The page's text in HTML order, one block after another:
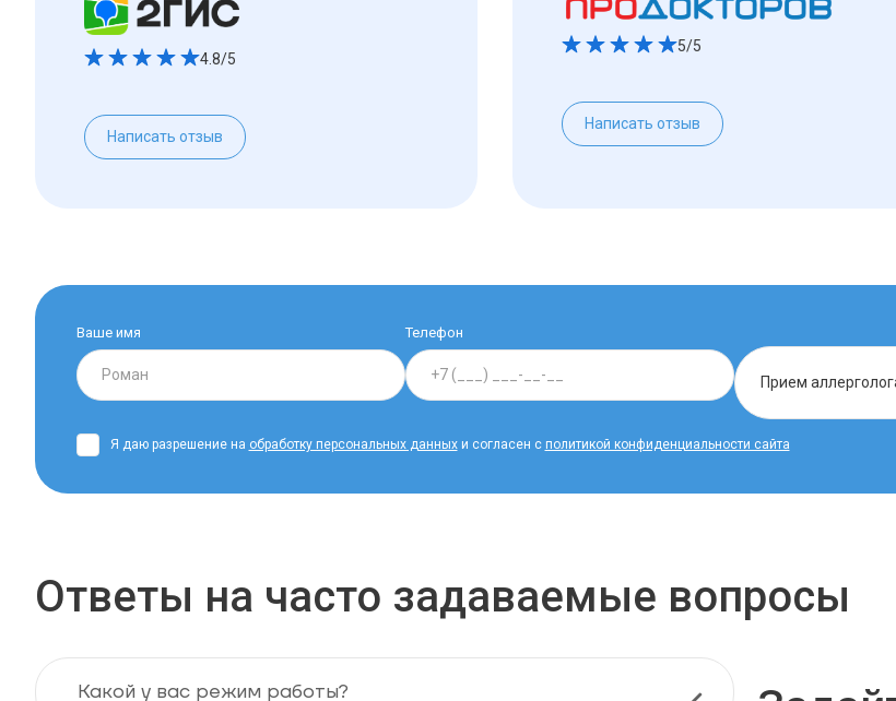
4.8/5
Написать отзыв
5/5
Написать отзыв
Ваше имя Телефон
Я даю разрешение на обработку персональных данныхи согласен с политикой конфиденциальности сайта
Ответы на часто задаваемые вопросы
Какой у вас режим работы?